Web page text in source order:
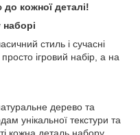
кожної деталі!
стиль і сучасні
ігровий набір, а на
дерево та
унікальної текстури та
кожна деталь набору